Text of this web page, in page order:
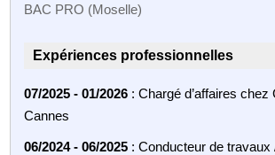
BAC PRO (Moselle)
Expériences professionnelles
07/2025 - 01/2026 : Chargé d’affaires chez
Cannes
06/2024 - 06/2025 : Conducteur de travaux